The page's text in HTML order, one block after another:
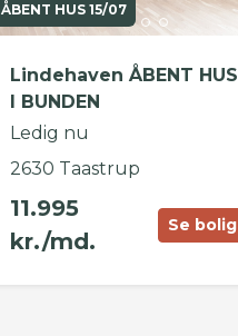
ÅBENT HUS 15/07
Lindehaven ÅBENT HUS
I BUNDEN
Ledig nu
2630 Taastrup
11.995
kr./md.
Se bolig